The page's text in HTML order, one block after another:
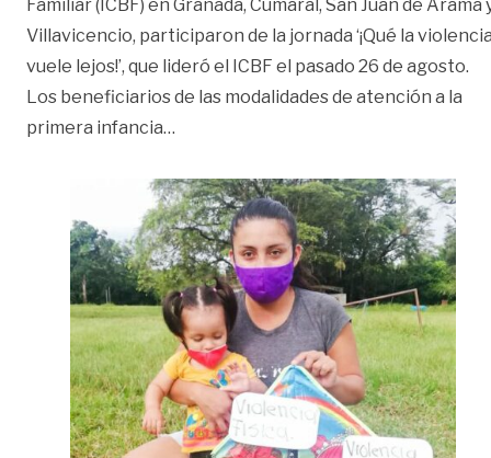
Familiar (ICBF) en Granada, Cumaral, San Juan de Arama
Villavicencio, participaron de la jornada ‘¡Qué la
vuele lejos!’, que lideró el ICBF el pasado 26 de agosto.
Los beneficiarios de las modalidades de atención a la
primera infancia…